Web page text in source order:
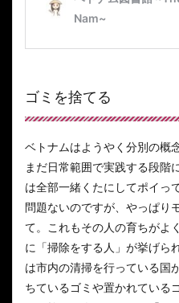
ゴミを捨てる
ベトナムはようやく分別の概
まだ日常範囲で実践する段階
は全部一緒くたにしてポイっ
問題ないのですが、やっぱり
て。これもその人の育ちがよ
に「掃除をする人」が挙げら
は市内の清掃を行っている国
ちているゴミや置かれている